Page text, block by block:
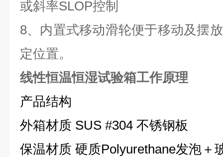
或斜率SLOP控制
8、 内置式移动滑轮便于移动及摆
定位置。
线性恒温恒湿试验箱工作原理
产品结构
外箱材质 SUS #304 不锈钢板
保温材质 硬质Polyurethane发泡＋